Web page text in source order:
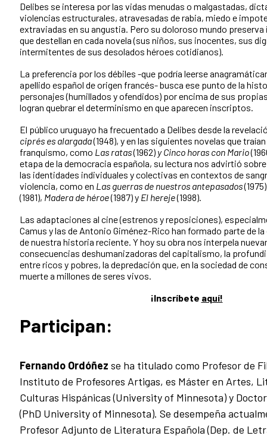
Delibes se interesa por las vidas menudas o malgastadas,
violencias estructurales, atravesadas de rabia, miedo e
extraviadas en su angustia. Pero su doloroso mundo
que destellan en cada novela (sus niños, sus inocentes, sus
intermitentes de sus desolados héroes cotidianos).
La preferencia por los débiles -que podría leerse
apellido español de origen francés- busca ese punto de la
personajes (humillados y ofendidos) por encima de sus
logran quebrar el determinismo en que aparecen inscriptos.
El público uruguayo ha frecuentado a Delibes desde la
ciprés es alargada(1948), y en las siguientes novelas que
franquismo, como Las ratas(1962) y Cinco horas con Mario
etapa de la democracia española, su lectura nos advirtió
las identidades individuales y colectivas en contextos de
violencia, como en Las guerras de nuestros antepasados(1975)
(1981), Madera de héroe(1987) y El hereje(1998).
Las adaptaciones al cine (estrenos y reposiciones),
Camus y las de Antonio Giménez-Rico han formado parte de
de nuestra historia reciente. Y hoy su obra nos interpela
consecuencias deshumanizadoras del capitalismo, la
entre ricos y pobres, la depredación que, en la sociedad de
muerte a millones de seres vivos.
¡Inscríbete aquí!
Participan:
Fernando Ordóñez se ha titulado como Profesor de
Instituto de Profesores Artigas, es Máster en Artes,
Culturas Hispánicas (University of Minnesota) y
(PhD University of Minnesota). Se desempeña
Profesor Adjunto de Literatura Española (Dep. de